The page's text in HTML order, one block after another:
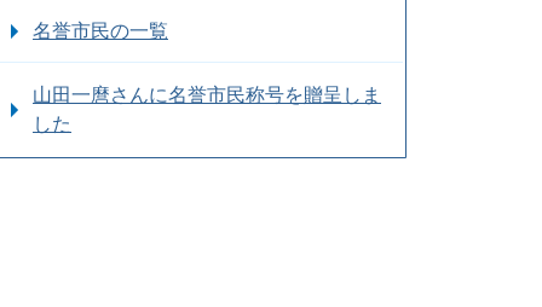
名誉市民の一覧
山田一麿さんに名誉市民称号を贈呈しま
した